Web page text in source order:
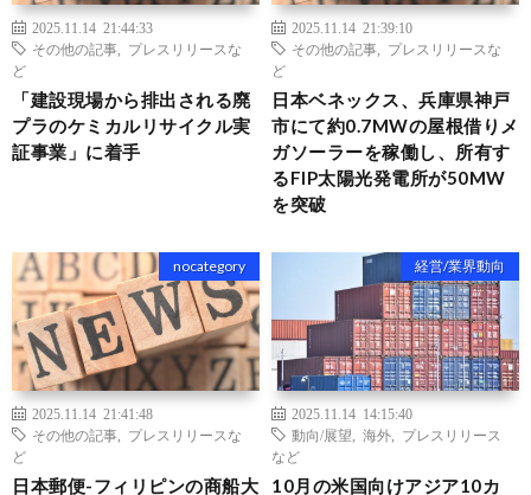
2025.11.14 21:44:33
その他の記事
プレスリリースな
ど
「建設現場から排出される廃
プラのケミカルリサイクル実
証事業」に着手
2025.11.14 21:39:10
その他の記事
プレスリリースな
ど
日本ベネックス、兵庫県神戸
市にて約0.7MWの屋根借りメ
ガソーラーを稼働し、所有す
るFIP太陽光発電所が50MW
を突破
nocategory
2025.11.14 21:41:48
その他の記事
プレスリリースな
ど
日本郵便-フィリピンの商船大
経営/業界動向
2025.11.14 14:15:40
動向/展望
海外
プレスリリース
など
10月の米国向けアジア10カ